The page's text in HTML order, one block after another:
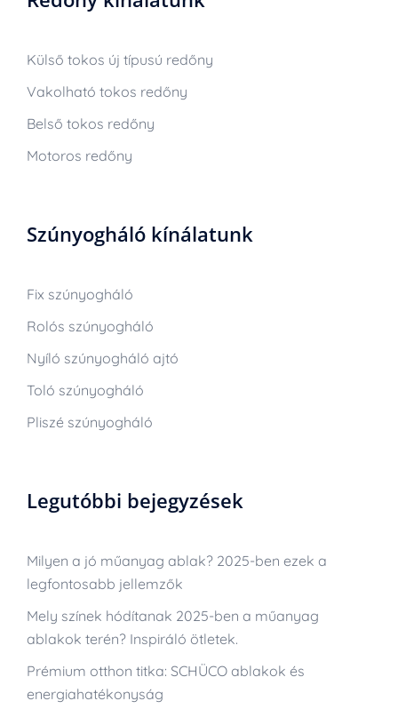
Külső tokos új típusú redőny
Vakolható tokos redőny
Belső tokos redőny
Motoros redőny
Szúnyogháló kínálatunk
Fix szúnyogháló
Rolós szúnyogháló
Nyíló szúnyogháló ajtó
Toló szúnyogháló
Pliszé szúnyogháló
Legutóbbi bejegyzések
Milyen a jó műanyag ablak? 2025-ben ezek a
legfontosabb jellemzők
Mely színek hódítanak 2025-ben a műanyag
ablakok terén? Inspiráló ötletek.
Prémium otthon titka: SCHÜCO ablakok és
energiahatékonyság